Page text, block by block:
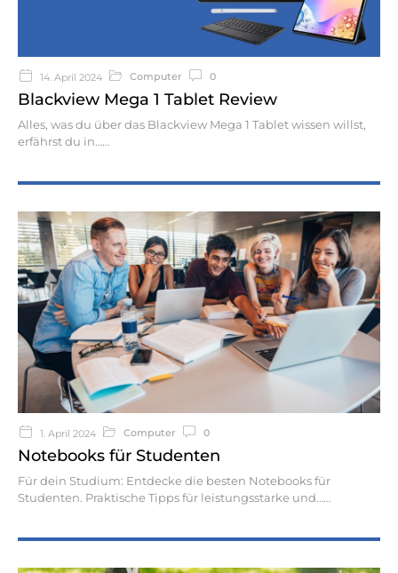
14. April 2024 Computer 0
Blackview Mega 1 Tablet Review
Alles, was du über das Blackview Mega 1 Tablet wissen willst,
erfährst du in…
1. April 2024 Computer 0
Notebooks für Studenten
Für dein Studium: Entdecke die besten Notebooks für
Studenten. Praktische Tipps für leistungsstarke und…